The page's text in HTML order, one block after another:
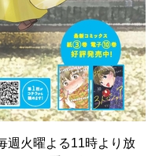
週火曜よる11時より放